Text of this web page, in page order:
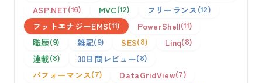
ASP.NET 16 MVC 12 フリーランス 12
フットエナジーEMS 11 PowerShell 11
職歴 9 雑記 9 SES 8 Linq 8
連載 8 30日間レビュー 8
パフォーマンス 7 DataGridView 7